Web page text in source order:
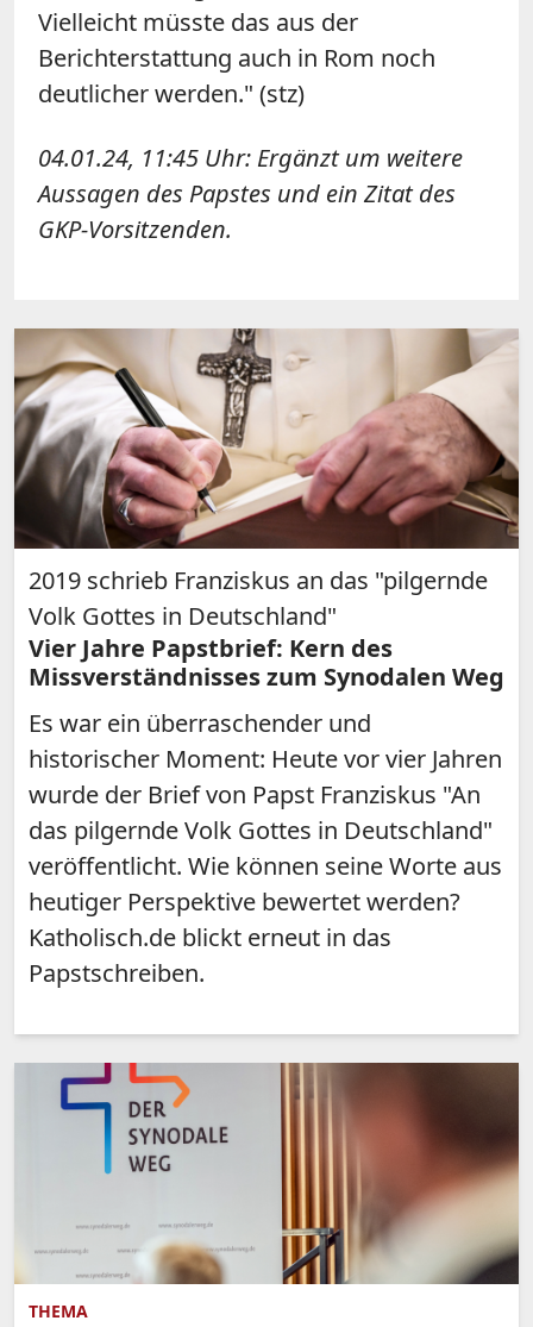
Vielleicht müsste das aus der
Berichterstattung auch in Rom noch
deutlicher werden." (stz)
04.01.24, 11:45 Uhr: Ergänzt um weitere
Aussagen des Papstes und ein Zitat des
GKP-Vorsitzenden.
2019 schrieb Franziskus an das "pilgernde
Volk Gottes in Deutschland"
Vier Jahre Papstbrief: Kern des
Missverständnisses zum Synodalen Weg
Es war ein überraschender und
historischer Moment: Heute vor vier Jahren
wurde der Brief von Papst Franziskus "An
das pilgernde Volk Gottes in Deutschland"
veröffentlicht. Wie können seine Worte aus
heutiger Perspektive bewertet werden?
Katholisch.de blickt erneut in das
Papstschreiben.
THEMA